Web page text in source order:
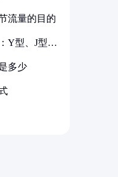
流量的目的
Y型、J型、
多少